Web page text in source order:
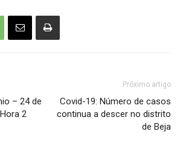
– 24 de
2
Próximo artigo
Covid-19: Número de casos
continua a descer no distrito
de Beja